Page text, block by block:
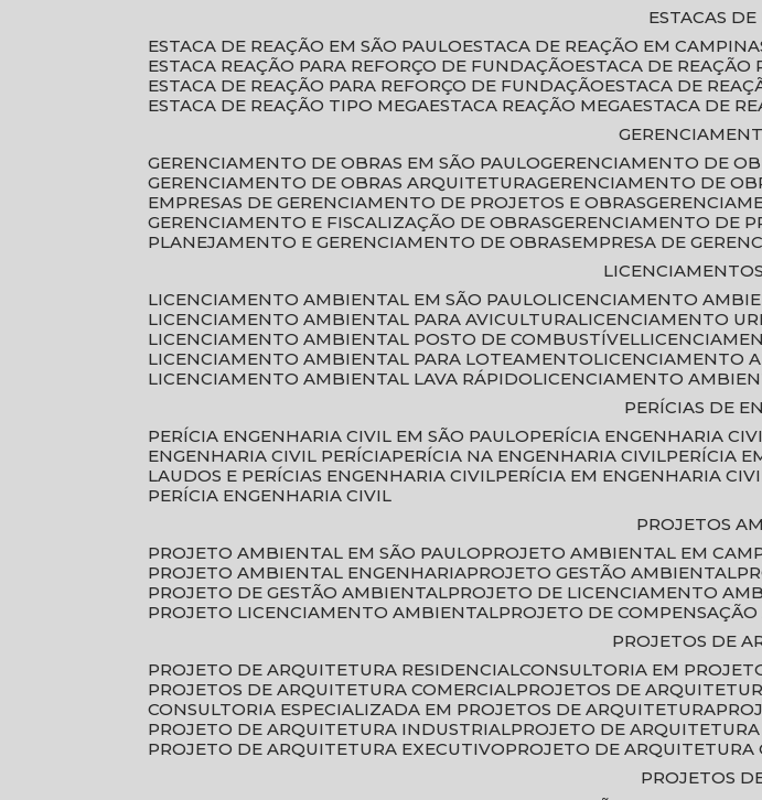
ESTACAS
ESTACA DE REAÇÃO EM SÃO PAULO
ESTACA DE REAÇÃO EM
ESTACA REAÇÃO PARA REFORÇO DE FUNDAÇÃO
ESTACA DE
ESTACA DE REAÇÃO PARA REFORÇO DE FUNDAÇÃO
ESTACA DE
ESTACA DE REAÇÃO TIPO MEGA ESTACA REAÇÃO MEGA ESTACA DE
GERENCIAMENTO DE OBRAS EM SÃO PAULO
GERENCIAMENTO DE
GERENCIAMENTO DE OBRAS ARQUITETURA
GERENCIAMENTO DE
EMPRESAS DE GERENCIAMENTO DE PROJETOS E OBRAS
GERENCIAMENTO E FISCALIZAÇÃO DE OBRAS
GERENCIAMENTO DE
PLANEJAMENTO E GERENCIAMENTO DE OBRAS
EMPRESA DE
LICENCIAMENTO AMBIENTAL EM SÃO PAULO LICENCIAMENTO
LICENCIAMENTO AMBIENTAL PARA AVICULTURA LICENCIAMENTO
LICENCIAMENTO AMBIENTAL POSTO DE COMBUSTÍVEL
LICENCIAMENTO AMBIENTAL PARA LOTEAMENTO LICENCIAMENTO
LICENCIAMENTO AMBIENTAL LAVA RÁPIDO LICENCIAMENTO
PERÍCIAS DE
PERÍCIA ENGENHARIA CIVIL EM SÃO PAULO
PERÍCIA ENGENHARIA
ENGENHARIA CIVIL PERÍCIA
PERÍCIA NA ENGENHARIA CIVIL PERÍCIA
LAUDOS E PERÍCIAS ENGENHARIA CIVIL
PERÍCIA EM ENGENHARIA
PERÍCIA ENGENHARIA CIVIL
PROJETOS
PROJETO AMBIENTAL EM SÃO PAULO
PROJETO AMBIENTAL EM
PROJETO AMBIENTAL ENGENHARIA
PROJETO GESTÃO AMBIENTAL
PROJETO DE GESTÃO AMBIENTAL
PROJETO DE LICENCIAMENTO
PROJETO LICENCIAMENTO AMBIENTAL
PROJETO DE
PROJETOS DE
PROJETO DE ARQUITETURA RESIDENCIAL CONSULTORIA EM
PROJETOS DE ARQUITETURA COMERCIAL
PROJETOS DE
CONSULTORIA ESPECIALIZADA EM PROJETOS DE ARQUITETURA
PROJETO DE ARQUITETURA INDUSTRIAL
PROJETO DE
PROJETO DE ARQUITETURA EXECUTIVO
PROJETO DE
PROJETOS